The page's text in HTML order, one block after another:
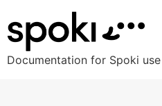
Documentation for Spoki use